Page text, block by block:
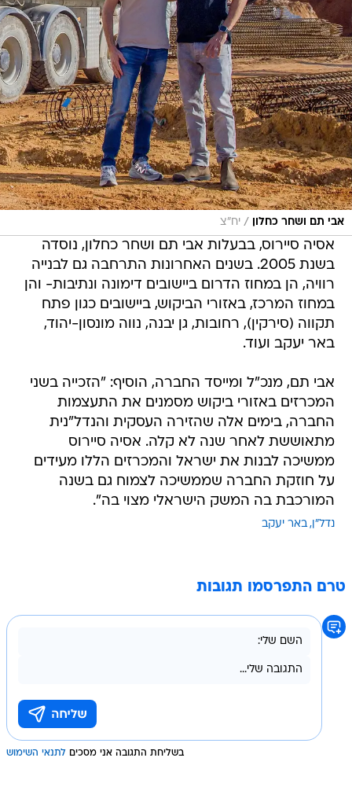
אבי תם ושחר כחלון / יח"צ
אסיה סיירוס, בבעלות אבי תם ושחר כחלון, נוסדה
בשנת 2005. בשנים האחרונות התרחבה גם לבנייה
רוויה, הן במחוז הדרום ביישובים דימונה ונתיבות- והן
במחוז המרכז, באזורי הביקוש, ביישובים כגון פתח
תקווה (סירקין), רחובות, גן יבנה, נווה מונסון-יהוד,
באר יעקב ועוד.
אבי תם, מנכ"ל ומייסד החברה, הוסיף: "הזכייה בשני
המכרזים באזורי ביקוש מסמנים את התעצמות
החברה, בימים אלה שהזירה העסקית והנדל"נית
מתאוששת לאחר שנה לא קלה. אסיה סיירוס
ממשיכה לבנות את ישראל והמכרזים הללו מעידים
על חוזקת החברה שממשיכה לצמוח גם בשנה
המורכבת בה המשק הישראלי מצוי בה".
נדל"ן באר יעקב
טרם התפרסמו תגובות
בשליחת התגובה אני מסכים לתנאי השימוש